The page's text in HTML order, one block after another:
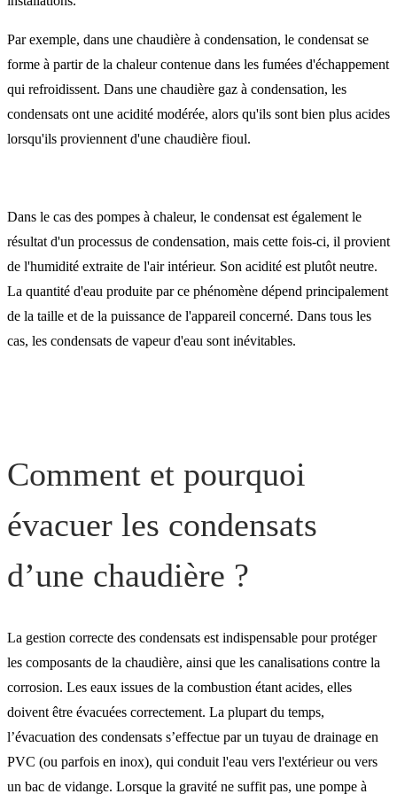
Par exemple, dans une chaudière à condensation, le condensat se
forme à partir de la chaleur contenue dans les fumées d'échappement
qui refroidissent. Dans une chaudière gaz à condensation, les
condensats ont une acidité modérée, alors qu'ils sont bien plus acides
lorsqu'ils proviennent d'une chaudière fioul.
Dans le cas des pompes à chaleur, le condensat est également le
résultat d'un processus de condensation, mais cette fois-ci, il provient
de l'humidité extraite de l'air intérieur. Son acidité est plutôt neutre.
La quantité d'eau produite par ce phénomène dépend principalement
de la taille et de la puissance de l'appareil concerné. Dans tous les
cas, les condensats de vapeur d'eau sont inévitables.
Comment et pourquoi
évacuer les condensats
d’une chaudière ?
La gestion correcte des condensats est indispensable pour protéger
les composants de la chaudière, ainsi que les canalisations contre la
corrosion. Les eaux issues de la combustion étant acides, elles
doivent être évacuées correctement. La plupart du temps,
l’évacuation des condensats s’effectue par un tuyau de drainage en
PVC (ou parfois en inox), qui conduit l'eau vers l'extérieur ou vers
un bac de vidange. Lorsque la gravité ne suffit pas, une pompe à